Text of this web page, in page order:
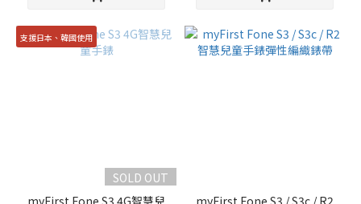
支援日本、韓國使用
SOLD OUT
myFirst Fone S3 4G智慧兒
myFirst Fone S3 / S3c / R2